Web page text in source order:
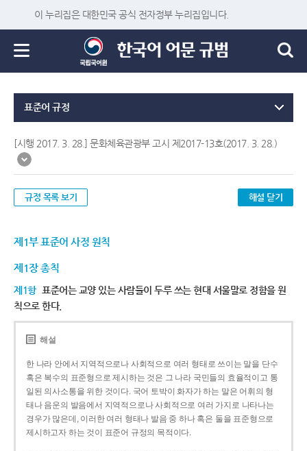
이 누리집은 대한민국 공식 전자정부 누리집입니다.
표준어 규정
[시행 2017. 3. 28.] 문화체육관광부 고시 제2017-13호(2017. 3. 28.)
규정 목록 보기 해설 닫기
제1부 표준어 사정 원칙
제1장 총칙
제1항 표준어는 교양 있는 사람들이 두루 쓰는 현대 서울말로 정함을 원
칙으로 한다.
해설
한 나라 안에서 지역적으로나 사회적으로 여러 형태로 쓰이는 말을 단수
혹은 복수의 표준형으로 제시하는 것은 그 나라 국민들의 효율적이고 통
일된 의사소통을 위한 것이다. 국어 토박이 화자가 하는 말은 어휘의 형
태나 음운의 발음에서 지역적으로나 사회적으로 여러 가지로 나타나는
경우가 많은데, 이러한 여러 형태나 발음 중 하나 혹은 둘을 표준형으로
제시하고자 하는 것이 표준어 규정의 목적이다.